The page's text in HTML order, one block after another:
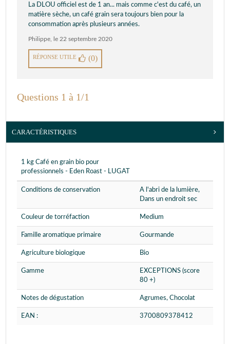
La DLOU officiel est de 1 an... mais comme c'est du café, un
matière sèche, un café grain sera toujours bien pour la
consommation après plusieurs années.
Philippe le 22 septembre 2020
RÉPONSE UTILE (0)
Questions 1 à 1/1
CARACTÉRISTIQUES
1 kg Café en grain bio pour
professionnels - Eden Roast - LUGAT
Conditions de conservation
A l'abri de la lumière,
Dans un endroit sec
Couleur de torréfaction Medium
Famille aromatique primaire Gourmande
Agriculture biologique Bio
Gamme
EXCEPTIONS (score
80 +)
Notes de dégustation Agrumes, Chocolat
EAN : 3700809378412